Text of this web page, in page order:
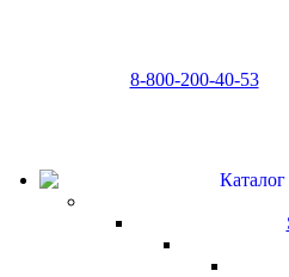
8-800-200-40-53